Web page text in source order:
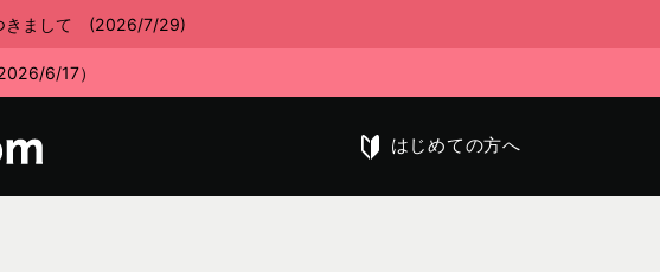
きまして (2026/7/29)
6/17）
はじめての方へ